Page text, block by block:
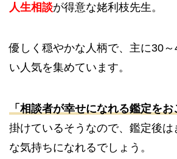
人生相談が得意な姥利枝先生。
優しく穏やかな人柄で、主に30
い人気を集めています。
「相談者が幸せになれる鑑定をお
掛けているそうなので、鑑定後
な気持ちになれるでしょう。